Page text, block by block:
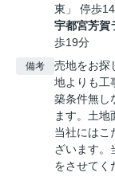
東」 停歩
宇都宮芳賀
歩19分
備考
売地をお探
地よりも工
築条件無し
ます。土地
当社にはこ
ざいます。
をさせてく